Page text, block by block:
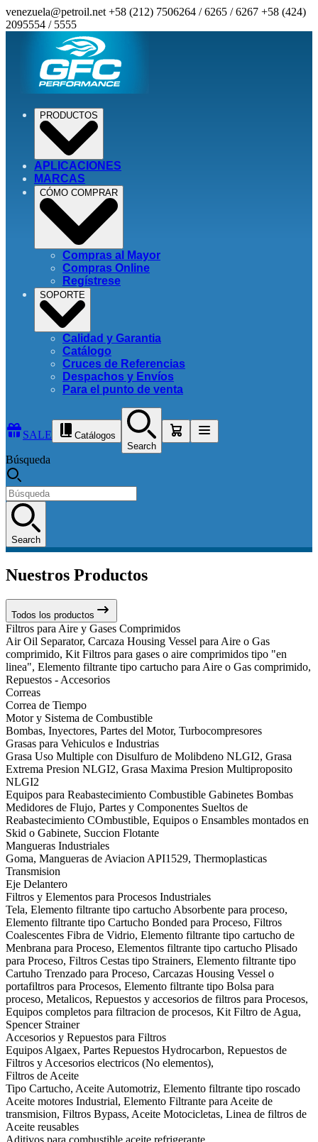
venezuela@petroil.net +58 (212) 7506264 / 6265 / 6267 +58 (424)
2095554 / 5555
PRODUCTOS
APLICACIONES
MARCAS
CÓMO COMPRAR
Compras al Mayor
Compras Online
Regístrese
SOPORTE
Calidad y Garantia
Catálogo
Cruces de Referencias
Despachos y Envíos
Para el punto de venta
SALE
Catálogos
Search
Búsqueda
Search
Nuestros Productos
Todos los productos
Filtros para Aire y Gases Comprimidos
Air Oil Separator, Carcaza Housing Vessel para Aire o Gas
comprimido, Kit Filtros para gases o aire comprimidos tipo "en
linea", Elemento filtrante tipo cartucho para Aire o Gas comprimido,
Repuestos - Accesorios
Correas
Correa de Tiempo
Motor y Sistema de Combustible
Bombas, Inyectores, Partes del Motor, Turbocompresores
Grasas para Vehiculos e Industrias
Grasa Uso Multiple con Disulfuro de Molibdeno NLGI2, Grasa
Extrema Presion NLGI2, Grasa Maxima Presion Multiproposito
NLGI2
Equipos para Reabastecimiento Combustible Gabinetes Bombas
Medidores de Flujo, Partes y Componentes Sueltos de
Reabastecimiento COmbustible, Equipos o Ensambles montados en
Skid o Gabinete, Succion Flotante
Mangueras Industriales
Goma, Mangueras de Aviacion API1529, Thermoplasticas
Transmision
Eje Delantero
Filtros y Elementos para Procesos Industriales
Tela, Elemento filtrante tipo cartucho Absorbente para proceso,
Elemento filtrante tipo Cartucho Bonded para Proceso, Filtros
Coalescentes Fibra de Vidrio, Elemento filtrante tipo cartucho de
Menbrana para Proceso, Elementos filtrante tipo cartucho Plisado
para Proceso, Filtros Cestas tipo Strainers, Elemento filtrante tipo
Cartuho Trenzado para Proceso, Carcazas Housing Vessel o
portafiltros para Procesos, Elemento filtrante tipo Bolsa para
proceso, Metalicos, Repuestos y accesorios de filtros para Procesos,
Equipos completos para filtracion de procesos, Kit Filtro de Agua,
Spencer Strainer
Accesorios y Repuestos para Filtros
Equipos Algaex, Partes Repuestos Hydrocarbon, Repuestos de
Filtros y Accesorios electricos (No elementos),
Filtros de Aceite
Tipo Cartucho, Aceite Automotriz, Elemento filtrante tipo roscado
Aceite motores Industrial, Elemento Filtrante para Aceite de
transmision, Filtros Bypass, Aceite Motocicletas, Linea de filtros de
Aceite reusables